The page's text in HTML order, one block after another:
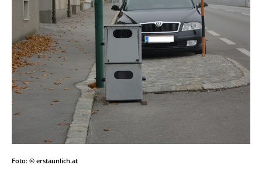
Foto: © erstaunlich.at